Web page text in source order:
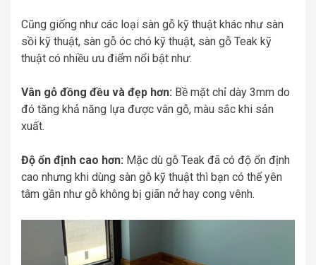
Cũng giống như các loại sàn gỗ kỹ thuật khác như sàn
sồi kỹ thuật, sàn gỗ óc chó kỹ thuật, sàn gỗ Teak kỹ
thuật có nhiều ưu điểm nổi bật như:
Vân gỗ đồng đều và đẹp hơn: Bề mặt chỉ dày 3mm do
đó tăng khả năng lựa được vân gỗ, màu sắc khi sản
xuất.
Độ ổn định cao hơn: Mặc dù gỗ Teak đã có độ ổn định
cao nhưng khi dùng sàn gỗ kỹ thuật thì bạn có thể yên
tâm gần như gỗ không bị giãn nở hay cong vênh.